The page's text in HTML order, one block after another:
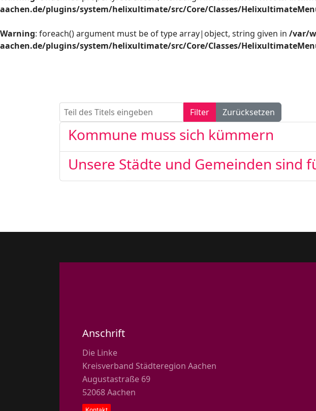
aachen.de/plugins/system/helixultimate/src/Core/Classes/
Warning: foreach() argument must be of type array|object, string given in /var/
aachen.de/plugins/system/helixultimate/src/Core/Classes/
Teil des Titels eingeben Filter Zurücksetzen
Kommune muss sich kümmern
Unsere Städte und Gemeinden sind
Anschrift
Die Linke
Kreisverband Städteregion Aachen
Augustastraße 69
52068 Aachen